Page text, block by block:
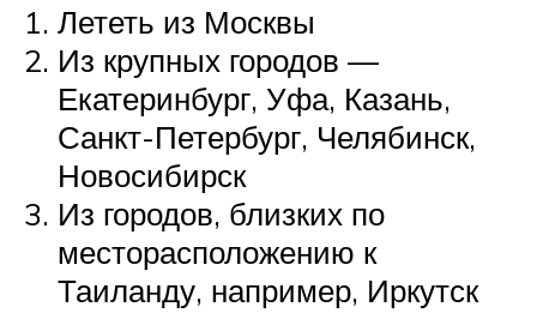
Лететь из Москвы
Из крупных городов —
Екатеринбург, Уфа, Казань,
Санкт-Петербург, Челябинск,
Новосибирск
Из городов, близких по
месторасположению к
Таиланду, например, Иркутск